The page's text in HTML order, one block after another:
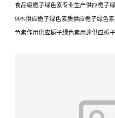
食品级栀子绿色素专业生产供应栀子
99%供应栀子绿色素质供应栀子绿色
色素作用供应栀子绿色素用途供应栀